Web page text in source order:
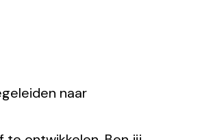
naar